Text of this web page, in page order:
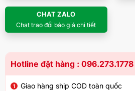
CHAT ZALO
Chat trao đổi báo giá chi tiết
Hotline đặt hàng : 096.273.1778
Giao hàng ship COD toàn quốc